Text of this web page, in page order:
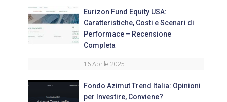
Eurizon Fund Equity USA:
Caratteristiche, Costi e Scenari di
Performace – Recensione
Completa
16 Aprile 2025
Fondo Azimut Trend Italia: Opinioni
per Investire, Conviene?